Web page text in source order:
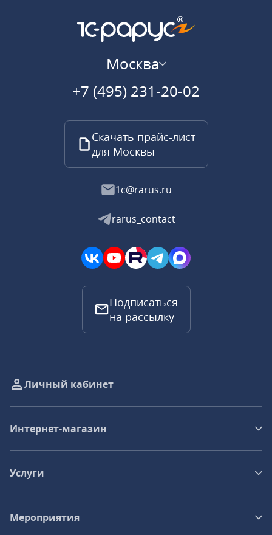
Москва
+7 (495) 231-20-02
Скачать прайс-лист
для Москвы
1c@rarus.ru
rarus_contact
Подписаться
на рассылку
Личный кабинет
Интернет-магазин
Услуги
Мероприятия